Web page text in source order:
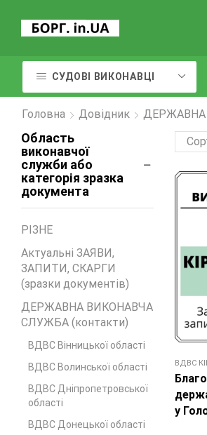
СУДОВІ ВИКОНАВЦІ
Головна Довідник ДЕРЖАВНА
ВДВС
у
Область
виконавчої
служби або
категорія зразка
документа
PIЗНЕ
Актуальні ЗАЯВИ,
ЗАПИТИ, СКАРГИ
(зразки документів)
ДЕРЖАВНА ВИКОНАВЧА
СЛУЖБА (контакти)
ВДВС Вінницької області
ВДВС Волинської області
ВДВС Дніпропетровської
області
ВДВС Донецької областi